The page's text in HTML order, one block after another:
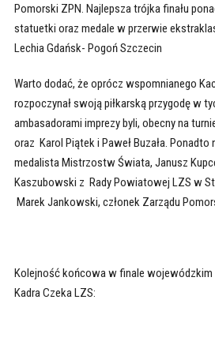
Pomorski ZPN. Najlepsza trójka finału
statuetki oraz medale w przerwie
Lechia Gdańsk- Pogoń Szczecin
Warto dodać, że oprócz wspomnianego
rozpoczynał swoją piłkarską przygodę w
ambasadorami imprezy byli, obecny na
oraz Karol Piątek i Paweł Buzała. Ponadto
medalista Mistrzostw Świata, Janusz
Kaszubowski z Rady Powiatowej LZS w
Marek Jankowski, członek Zarządu
Kolejność końcowa w finale wojewódzkim
Kadra Czeka LZS: